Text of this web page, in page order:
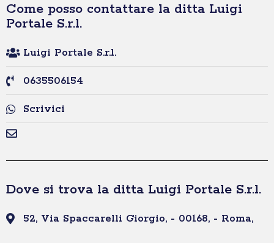
Come posso contattare la ditta Luigi
Portale S.r.l.
Luigi Portale S.r.l.
0635506154
Scrivici
Dove si trova la ditta Luigi Portale S.r.l.
52, Via Spaccarelli Giorgio, - 00168, - Roma,